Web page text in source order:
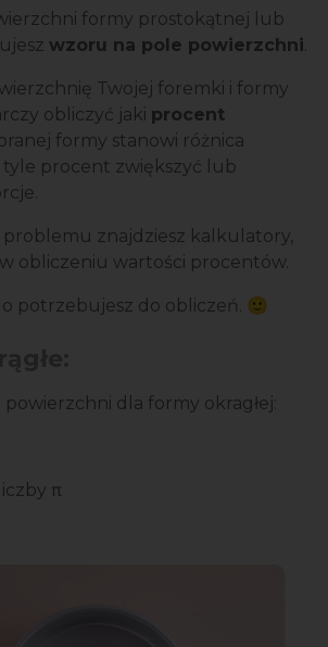
formy prostokątnej lub
wzoru na pole powierzchni.
Twojej foremki i formy
obliczyć jaki procent
formy stanowi różnica
tyle procent zwiększyć lub
znajdziesz kalkulatory,
obliczeniu wartości procentów.
potrzebujesz do obliczeń. 🙂
dla formy okragłej:
π